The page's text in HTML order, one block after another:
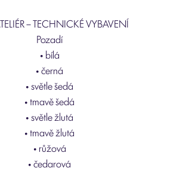
– TECHNICKÉ VYBAVENÍ
Pozadí
• bílá
• černá
• světle šedá
• tmavě šedá
• světle žlutá
• tmavě žlutá
• růžová
• čedarová